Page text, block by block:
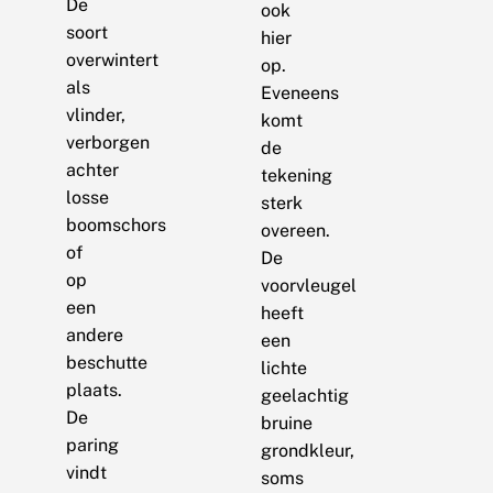
De
soort
overwintert
als
vlinder,
verborgen
achter
losse
boomschors
of
op
een
andere
beschutte
plaats.
De
paring
vindt
ook
hier
op.
Eveneens
komt
de
tekening
sterk
overeen.
De
voorvleugel
heeft
een
lichte
geelachtig
bruine
grondkleur,
soms